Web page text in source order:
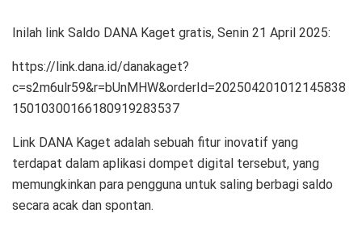
Inilah link Saldo DANA Kaget gratis, Senin 21 April 2025:
https://link.dana.id/danakaget?
c=s2m6ulr59&r=bUnMHW&orderId=202504201012145838
15010300166180919283537
Link DANA Kaget adalah sebuah fitur inovatif yang
terdapat dalam aplikasi dompet digital tersebut, yang
memungkinkan para pengguna untuk saling berbagi saldo
secara acak dan spontan.